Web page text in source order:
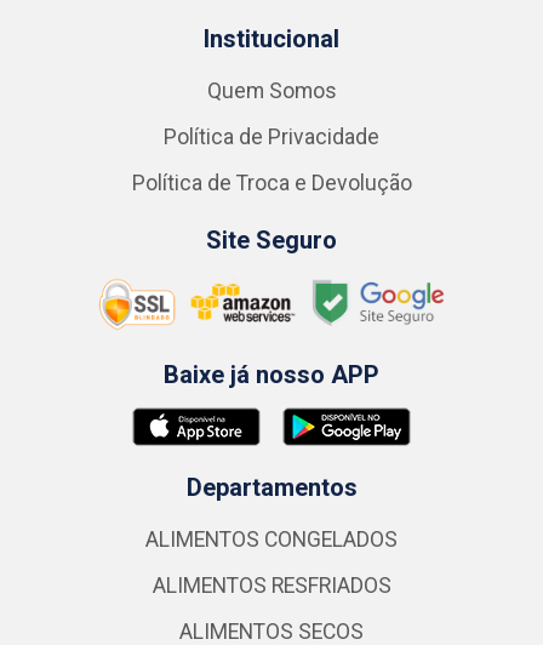
Institucional
Quem Somos
Política de Privacidade
Política de Troca e Devolução
Site Seguro
Baixe já nosso APP
Departamentos
ALIMENTOS CONGELADOS
ALIMENTOS RESFRIADOS
ALIMENTOS SECOS